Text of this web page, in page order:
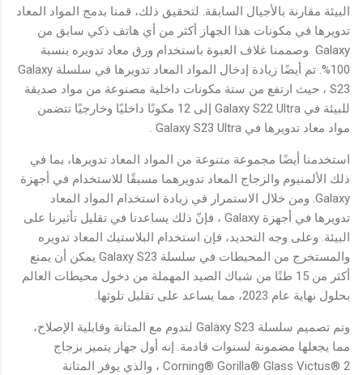
البيئة مقارنة بالأجيال السابقة. لتحقيق ذلك، قمنا بدمج المواد المعاد
تدويرها في مكونات هذا الجهاز أكثر من أي هاتف ذكي سابق من
Galaxy وصممنا غلاف العبوة باستخدام ورق معاد تدويره بنسبة
100%. تم أيضًا زيادة إدخال المواد المعاد تدويرها في سلسلة Galaxy
S23 ، حيث ارتفع من ستة مكونات داخلية مصنوعة من مواد صديقة
للبيئة في Galaxy S22 Ultra إلى 12 مكونًا داخليًا وخارجيًا تتضمن
مواد معاد تدويرها في Galaxy S23 Ultra .
استخدمنا أيضًا مجموعة متنوعة من المواد المعاد تدويرها، بما في
ذلك الألمنيوم والزجاج المعاد تدويرهما مسبقًا للاستخدام في أجهزة
Galaxy. ومن خلال الاستمرار في زيادة استخدام المواد المعاد
تدويرها في أجهزة Galaxy ، فإنّ ذلك يساعدنا في تقليل تأثيرنا على
البيئة. وعلى وجه التحديد، فإن استخدام البلاستيك المعاد تدويره
والمستخرج من المحيطات في سلسلة Galaxy S23 يمكن أن يمنع
أكثر من 15 طنًا من شباك الصيد المهملة من دخول محيطات العالم
بحلول نهاية عام 2023، مما يساعد على تقليل تلوثها.
وتم تصميم سلسلة Galaxy S23 لتدوم مع المتانة وقابلية الإصلاح،
مما يجعلها مضمونة لسنوات قادمة. إنه أول جهاز يتميز بزجاج
Corning® Gorilla® Glass Victus® 2 ، والذي يوفر المتانة